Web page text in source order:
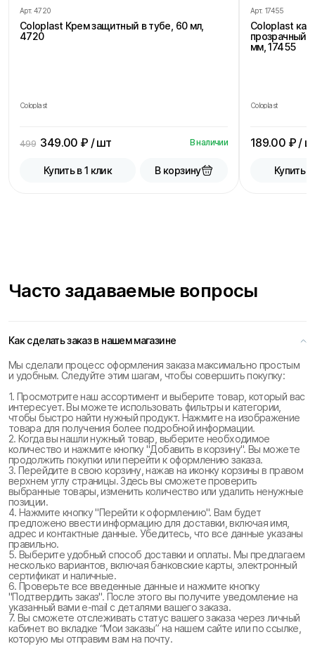
Арт. 4720
Coloplast Крем защитный в тубе, 60 мл,
4720
Coloplast
499 349.00 ₽ / шт В наличии
Купить в 1 клик В корзину
Арт. 17455
Coloplast
прозрачный,
мм, 17455
Coloplast
189.00 ₽ /
Купить в
Часто задаваемые вопросы
Как сделать заказ в нашем магазине
Мы сделали процесс оформления заказа максимально простым
и удобным. Следуйте этим шагам, чтобы совершить покупку:
1. Просмотрите наш ассортимент и выберите товар, который вас
интересует. Вы можете использовать фильтры и категории,
чтобы быстро найти нужный продукт. Нажмите на изображение
товара для получения более подробной информации.
2. Когда вы нашли нужный товар, выберите необходимое
количество и нажмите кнопку "Добавить в корзину". Вы можете
продолжить покупки или перейти к оформлению заказа.
3. Перейдите в свою корзину, нажав на иконку корзины в правом
верхнем углу страницы. Здесь вы сможете проверить
выбранные товары, изменить количество или удалить ненужные
позиции.
4. Нажмите кнопку "Перейти к оформлению". Вам будет
предложено ввести информацию для доставки, включая имя,
адрес и контактные данные. Убедитесь, что все данные указаны
правильно.
5. Выберите удобный способ доставки и оплаты. Мы предлагаем
несколько вариантов, включая банковские карты, электронный
сертификат и наличные.
6. Проверьте все введенные данные и нажмите кнопку
"Подтвердить заказ". После этого вы получите уведомление на
указанный вами e-mail с деталями вашего заказа.
7. Вы сможете отслеживать статус вашего заказа через личный
кабинет во вкладке “Мои заказы” на нашем сайте или по ссылке,
которую мы отправим вам на почту.